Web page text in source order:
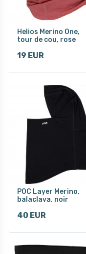
Helios Merino One,
tour de cou, rose
19 EUR
POC Layer Merino,
balaclava, noir
40 EUR